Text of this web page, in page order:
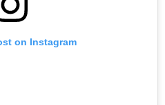
on Instagram